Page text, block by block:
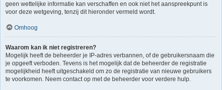
geen wettelijke informatie kan verschaffen en ook niet het aanspreekpunt is
voor deze wetgeving, tenzij dit hieronder vermeld wordt.
Omhoog
Waarom kan ik niet registreren?
Mogelijk heeft de beheerder je IP-adres verbannen, of de gebruikersnaam die
je opgeeft verboden. Tevens is het mogelijk dat de beheerder de registratie
mogelijkheid heeft uitgeschakeld om zo de registratie van nieuwe gebruikers
te voorkomen. Neem contact op met de beheerder voor verdere hulp.